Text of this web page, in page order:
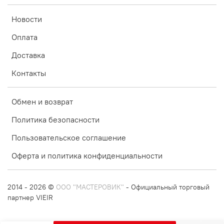
Новости
Оплата
Доставка
Контакты
Обмен и возврат
Политика безопасности
Пользовательское соглашение
Оферта и политика конфиденциальности
2014 - 2026 © ООО "МАСТЕРОВИК" - Официальный торговый
партнер VIEIR